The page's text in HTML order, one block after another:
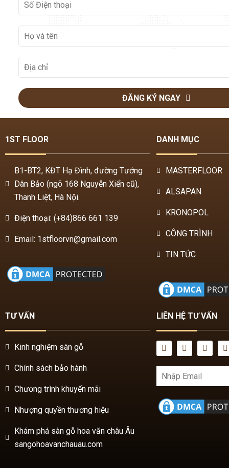
ĐĂNG KÝ NGAY
1ST FLOOR
B1-BT2, KĐT Hạ Đình, đường Tưởng
Dân Bảo (ngõ 168 Nguyễn Xiển cũ),
Thanh Liệt, Hà Nội.
Điện thoại: (+84)866 661 139
Email: 1stfloorvn@gmail.com
DANH MỤC
MASTERFLOOR
ALSAPAN
KRONOPOL
CÔNG TRÌNH
TIN TỨC
TƯ VẤN
Kinh nghiệm sàn gỗ
Chính sách bảo hành
Chương trình khuyến mãi
Nhượng quyền thương hiệu
Khám phá sàn gỗ hoa văn châu Âu
sangohoavanchauau.com
LIÊN HỆ TƯ VẤN